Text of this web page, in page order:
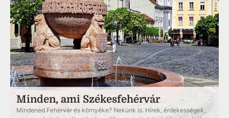
Minden, ami Székesfehérvár
Mindened Fehérvár és környéke? Nekünk is. Hírek, érdekességek,